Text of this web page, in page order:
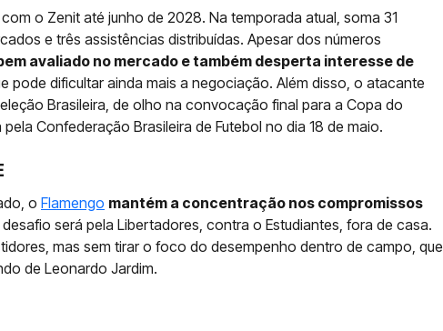
o Zenit até junho de 2028. Na temporada atual, soma 31
e três assistências distribuídas. Apesar dos números
avaliado no mercado e também desperta interesse de
pode dificultar ainda mais a negociação. Além disso, o atacante
Brasileira, de olho na convocação final para a Copa do
Confederação Brasileira de Futebol no dia 18 de maio.
o Flamengo mantém a concentração nos compromissos
será pela Libertadores, contra o Estudiantes, fora de casa.
mas sem tirar o foco do desempenho dentro de campo, que
de Leonardo Jardim.